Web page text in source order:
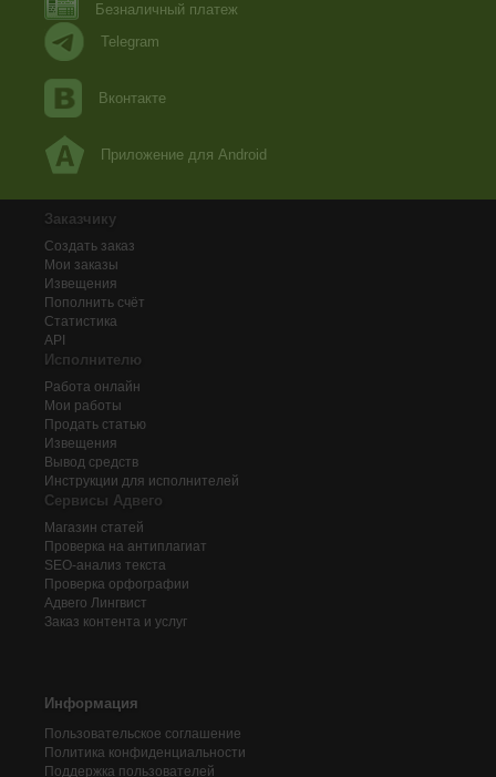
Безналичный платеж
Telegram
Вконтакте
Приложение для Android
Заказчику
Создать заказ
Мои заказы
Извещения
Пополнить счёт
Статистика
API
Исполнителю
Работа онлайн
Мои работы
Продать статью
Извещения
Вывод средств
Инструкции для исполнителей
Сервисы Адвего
Магазин статей
Проверка на антиплагиат
SEO-анализ текста
Проверка орфографии
Адвего Лингвист
Заказ контента и услуг
Информация
Пользовательское соглашение
Политика конфиденциальности
Поддержка пользователей